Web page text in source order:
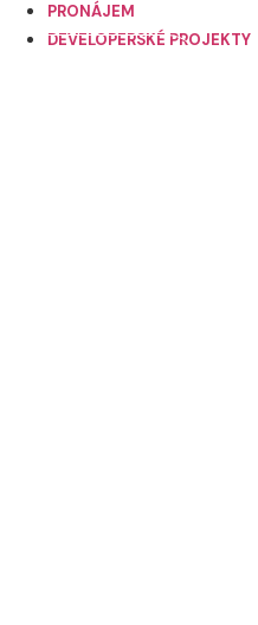
PRONÁJEM
DEVELOPERSKÉ PROJEKTY